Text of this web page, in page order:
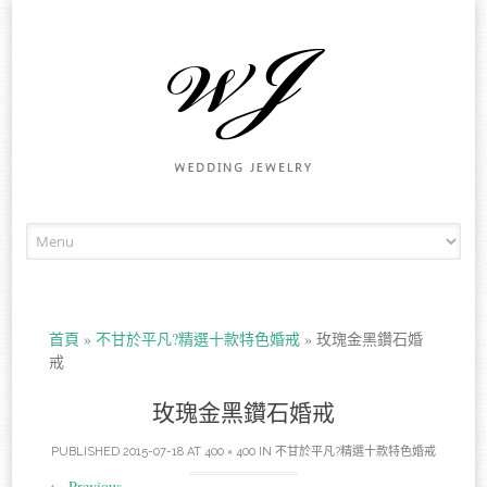
首頁 » 不甘於平凡?精選十款特色婚戒 » 玫瑰金黑鑽石婚
戒
玫瑰金黑鑽石婚戒
PUBLISHED 2015-07-18 AT 400 × 400 IN 不甘於平凡?精選十款特色婚戒